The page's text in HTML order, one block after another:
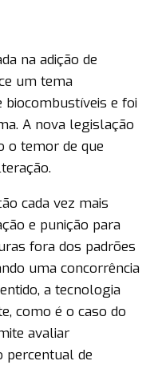
na adição de
um tema
biocombustíveis e foi
A nova legislação
o temor de que
cada vez mais
e punição para
fora dos padrões
uma concorrência
a tecnologia
como é o caso do
avaliar
percentual de